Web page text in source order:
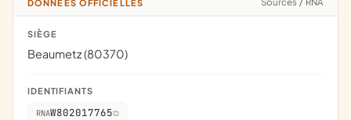
DONNÉES OFFICIELLES
SIÈGE
Beaumetz (80370)
IDENTIFIANTS
RNAW802017765